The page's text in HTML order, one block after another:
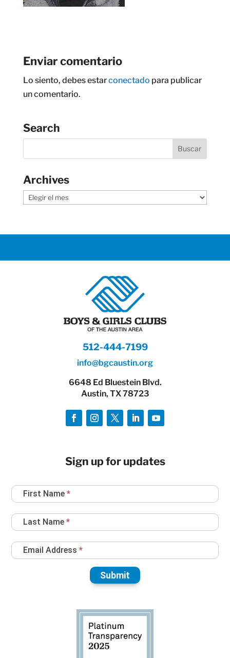
Enviar comentario
Lo siento, debes estarconectado para publicar
un comentario.
Search
Archives
Archives
512-444-7199
info@bgcaustin.org
6648 Ed Bluestein Blvd.
Austin, TX 78723
Sign up for updates
Newsletter
SignFirst Name*
Last Name*
Email Address*
Submit